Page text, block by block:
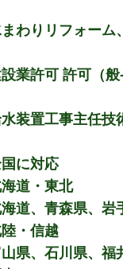
わりリフォーム
業許可 許可（般-
装置工事主任技
に対応
道・東北
道、青森県、岩
・信越
県、石川県、福